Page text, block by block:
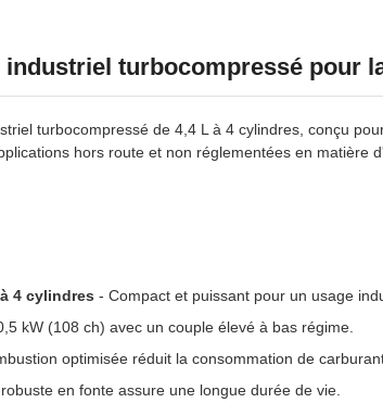
industriel turbocompressé pour
turbocompressé de 4,4 L à 4 cylindres, conçu
hors route et non réglementées en matière
4 cylindres - Compact et puissant pour un usage
kW (108 ch) avec un couple élevé à bas régime.
optimisée réduit la consommation de
en fonte assure une longue durée de vie.